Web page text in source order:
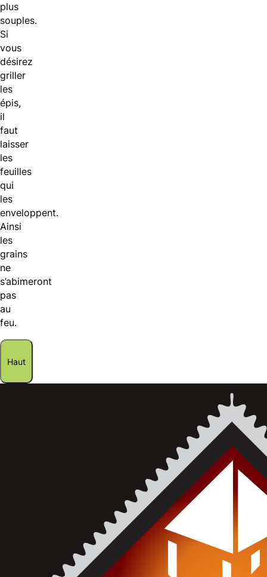
plus
souples.
Si
vous
désirez
griller
les
épis,
il
faut
laisser
les
feuilles
qui
les
enveloppent.
Ainsi
les
grains
ne
s’abimeront
pas
au
feu.
Haut